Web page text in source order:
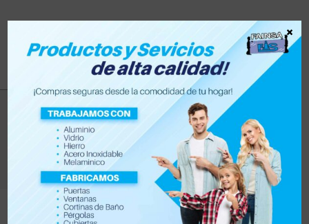
pico de loro
Productos > pico de loro
×